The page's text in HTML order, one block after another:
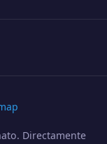
Directamente